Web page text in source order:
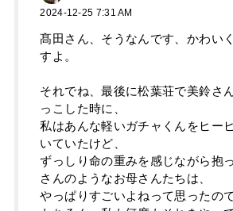
2024-12-25 7:31 AM
髙田さん、そうなんです、かわい
すよ。
それでね、最後に松葉荘で美鈴さ
っこした時に、
私はあんな軽いガチャくんをヒー
いていたけど、
ずっしり命の重みを感じながら抱
さんのようなお母さんたちは、
やっぱりすごいよねって思ったので